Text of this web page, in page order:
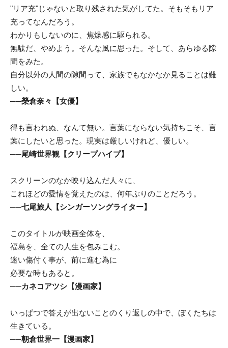
"リア充"じゃないと取り残された気がしてた。 そもそもリア
充ってなんだろう。
わかりもしないのに、焦燥感に駆られる。
無駄だ、やめよう。そんな風に思った。そして、 あらゆる隙
間をみた。
自分以外の人間の隙間って、家族でもなかなか見ることは難
しい。
──榮倉奈々【女優】
得も言われぬ、なんて無い。言葉にならない気持ちこそ、 言
葉にしたいと思った。現実は厳しいけれど、優しい。
──尾崎世界観【クリープハイプ】
スクリーンのなか映り込んだ人々に、
これほどの愛情を覚えたのは、何年ぶりのことだろう。
──七尾旅人【シンガーソングライター】
このタイトルが映画全体を、
福島を、全ての人生を包みこむ。
迷い傷付く事が、前に進む為に
必要な時もあると。
──カネコアツシ【漫画家】
いっぱつで答えが出ないことのくり返しの中で、 ぼくたちは
生きている。
──朝倉世界一【漫画家】